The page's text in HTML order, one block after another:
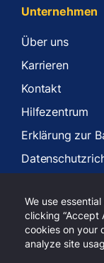
We use
clicking “Accept
cookies on your
analyze site
Unternehmen
Über uns
Karrieren
Kontakt
Hilfezentrum
Erklärung zur